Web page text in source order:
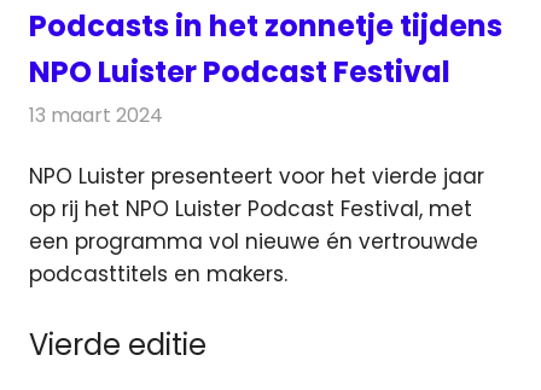
Podcasts in het zonnetje tijdens
NPO Luister Podcast Festival
13 maart 2024
NPO Luister presenteert voor het vierde jaar
op rij het NPO Luister Podcast Festival, met
een programma vol nieuwe én vertrouwde
podcasttitels en makers.
Vierde editie